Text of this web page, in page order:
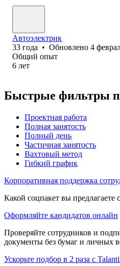
Автоэлектрик
33 года • Обновлено 4
Общий опыт
6 лет
Быстрые фильтры
Проектная работа
Полная занятость
Полный день
Частичная занятость
Вахтовый метод
Гибкий график
Корпоративная поддержка
Какой соцпакет вы
Оформляйте кандидатов онлайн
Проверяйте сотрудников и
документы без бумаг и личных
Ускорьте подбор в 2 раза с